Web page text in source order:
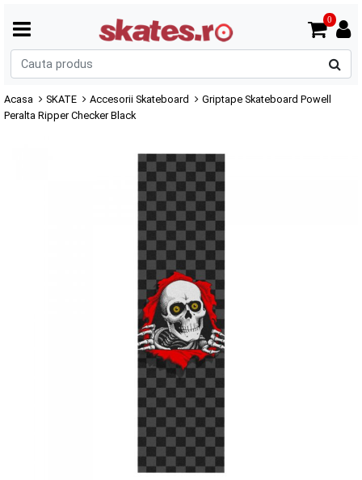
0
Acasa SKATE Accesorii Skateboard
Griptape Skateboard Powell
Peralta Ripper Checker Black